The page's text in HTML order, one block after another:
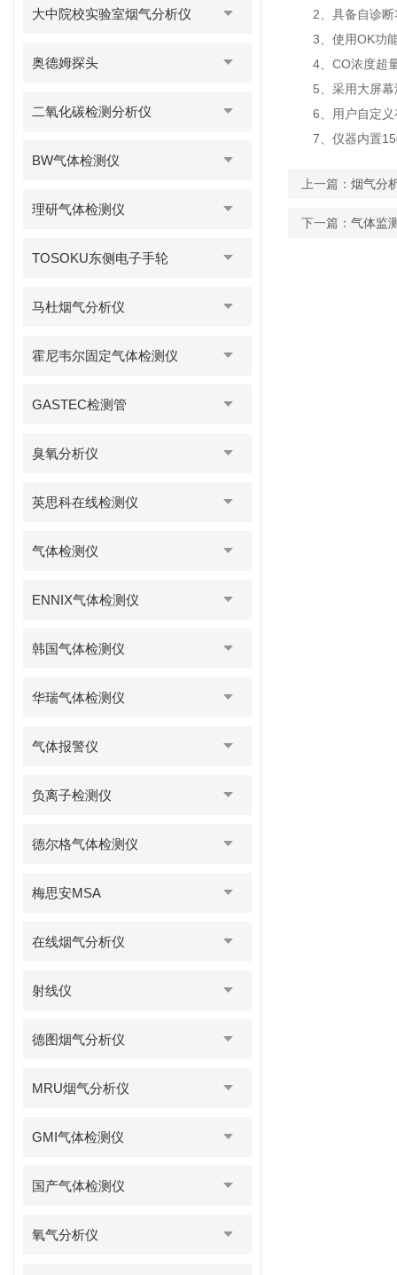
大中院校实验室烟气分析仪
奥德姆探头
二氧化碳检测分析仪
BW气体检测仪
理研气体检测仪
TOSOKU东侧电子手轮
马杜烟气分析仪
霍尼韦尔固定气体检测仪
GASTEC检测管
臭氧分析仪
英思科在线检测仪
气体检测仪
ENNIX气体检测仪
韩国气体检测仪
华瑞气体检测仪
气体报警仪
负离子检测仪
德尔格气体检测仪
梅思安MSA
在线烟气分析仪
射线仪
德图烟气分析仪
MRU烟气分析仪
GMI气体检测仪
国产气体检测仪
氧气分析仪
2、具备自诊断
3、使用OK功能
4、CO浓度超量
5、采用大屏幕液
6、用户自定义存
7、仪器内置
上一篇： 烟气分
下一篇： 气体监